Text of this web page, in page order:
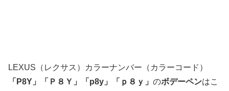
LEXUS（レクサス）カラーナンバー（カラーコード）
「 P8Y 」 「Ｐ８Ｙ」 「p8y」「ｐ８ｙ」 のボデーペンはこ